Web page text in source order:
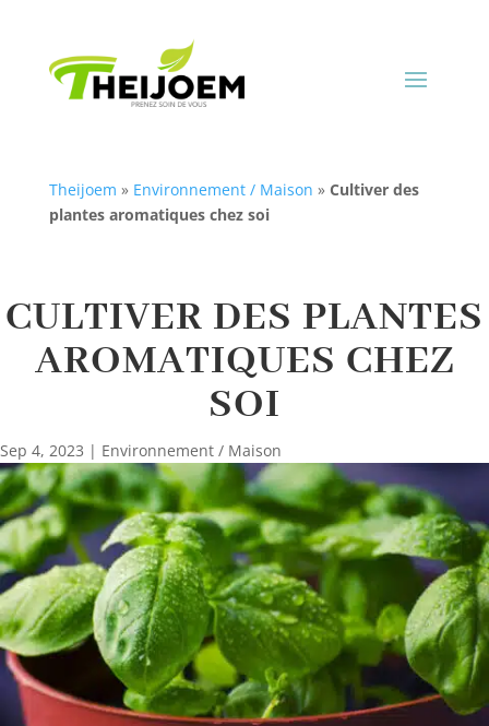
Theijoem » Environnement / Maison » Cultiver des
plantes aromatiques chez soi
CULTIVER DES PLANTES
AROMATIQUES CHEZ
SOI
Sep 4, 2023 | Environnement / Maison